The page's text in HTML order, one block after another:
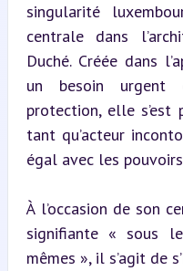
singularité
centrale dans
Duché. Créée dans
un besoin urgent
protection, elle s’est
tant qu’acteur
égal avec les
À l’occasion de son
signifiante « sous
mêmes », il s’agit de